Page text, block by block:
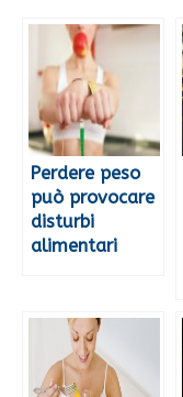
Perdere peso
può provocare
disturbi
alimentari